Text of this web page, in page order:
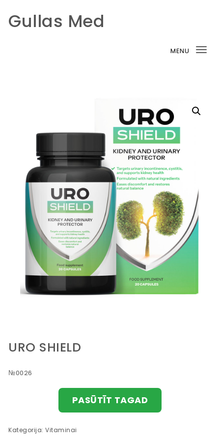
Skip to content
Gullas Med
MENU
URO SHIELD
№0026
PASŪTĪT TAGAD
Kategorija:Vitaminai